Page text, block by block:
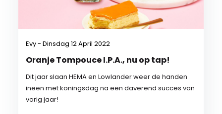
Evy - Dinsdag 12 April 2022
Oranje Tompouce I.P.A., nu op tap!
Dit jaar slaan HEMA en Lowlander weer de handen
ineen met koningsdag na een daverend succes van
vorig jaar!